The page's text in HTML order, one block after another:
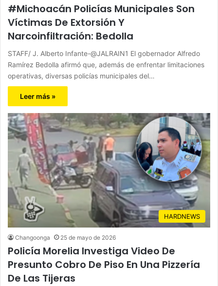
#Michoacán Policías Municipales Son
Víctimas De Extorsión Y
Narcoinfiltración: Bedolla
STAFF/ J. Alberto Infante-@JALRAIN1 El gobernador Alfredo
Ramírez Bedolla afirmó que, además de enfrentar limitaciones
operativas, diversas policías municipales del…
Leer más »
HARDNEWS
Changoonga 25 de mayo de 2026
Policía Morelia Investiga Video De
Presunto Cobro De Piso En Una Pizzería
De Las Tijeras